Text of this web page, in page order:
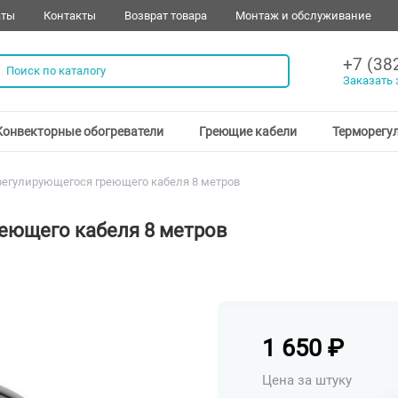
Контакты Возврат товара Монтаж и обслуживание
+7
Заказать
обогреватели Греющие кабели
греющего кабеля 8 метров
кабеля 8 метров
1 650 ₽
Цена за штуку